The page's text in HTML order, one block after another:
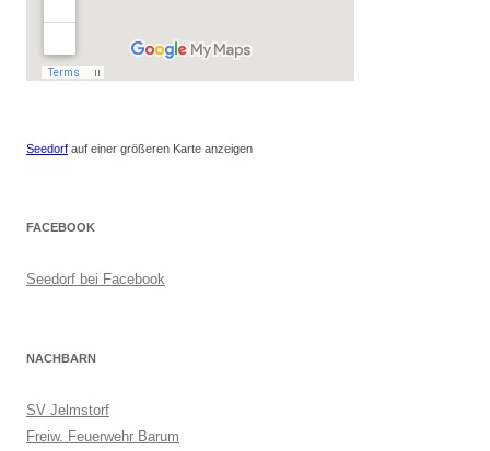
Seedorf auf einer größeren Karte anzeigen
FACEBOOK
Seedorf bei Facebook
NACHBARN
SV Jelmstorf
Freiw. Feuerwehr Barum